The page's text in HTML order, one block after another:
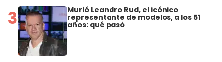
3 Murió Leandro Rud, el icónico
representante de modelos, a los 51
años: qué pasó